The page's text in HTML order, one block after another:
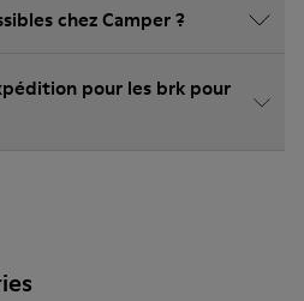
chez Camper ?
pour les brk pour